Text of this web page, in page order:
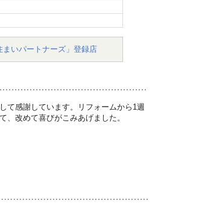
いパートナーズ」登録店
て感謝しています。リフォームから1週
改めて喜びがこみあげました。